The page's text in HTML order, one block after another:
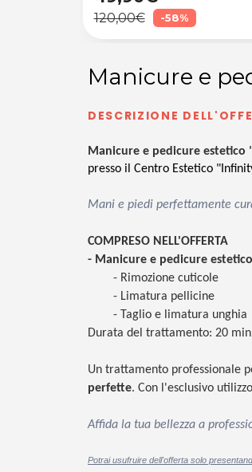
120,00€ -58%
Manicure e
DESCRIZIONE
Manicure e pedicure estetico
presso il Centro Estetico
Mani e piedi perfettamente
COMPRESO NELL'OFFERTA
- Manicure e pedicure estetico
- Rimozione cuticole
- Limatura pellicine
- Taglio e limatura unghia
Durata del trattamento: 20
Un trattamento professionale
perfette. Con l'esclusivo
Affida la tua bellezza a
Potrai usufruire dell'offerta solo